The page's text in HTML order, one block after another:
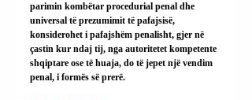
parimin kombëtar procedurial penal dhe
universal të prezumimit të pafajsisë,
konsiderohet i pafajshëm penalisht, gjer në
çastin kur ndaj tij, nga autoritetet kompetente
shqiptare ose të huaja, do të jepet një vendim
penal, i formës së prerë.